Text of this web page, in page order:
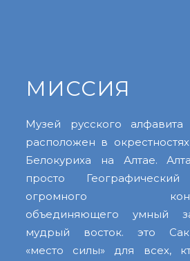
МИССИЯ
Музей русского алфавита
расположен в
Белокуриха на Алтае.
просто
огромного
объединяющего умный
мудрый восток. это
«место силы» для всех,